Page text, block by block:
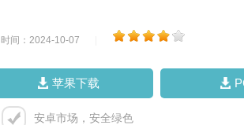
时间：2024-10-07
苹果下载
安卓市场，安全绿色